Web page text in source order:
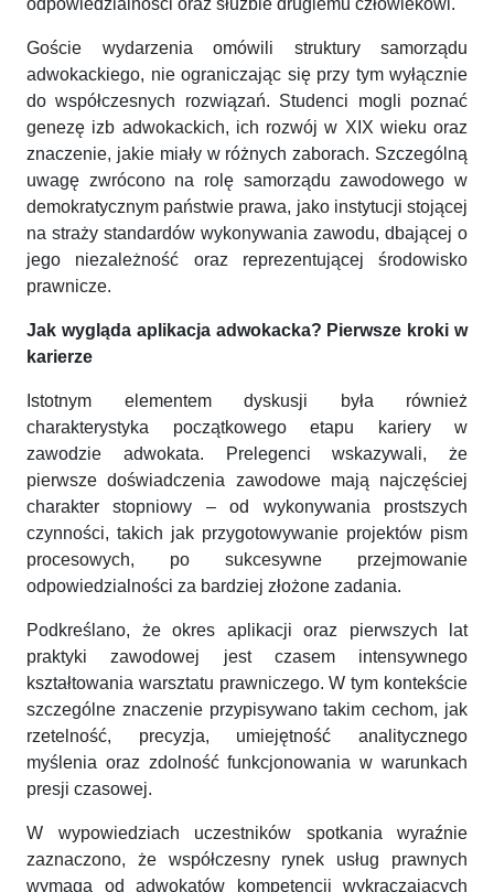
odpowiedzialności oraz służbie drugiemu człowiekowi.
Goście wydarzenia omówili struktury samorządu
adwokackiego, nie ograniczając się przy tym wyłącznie
do współczesnych rozwiązań. Studenci mogli poznać
genezę izb adwokackich, ich rozwój w XIX wieku oraz
znaczenie, jakie miały w różnych zaborach. Szczególną
uwagę zwrócono na rolę samorządu zawodowego w
demokratycznym państwie prawa, jako instytucji stojącej
na straży standardów wykonywania zawodu, dbającej o
jego niezależność oraz reprezentującej środowisko
prawnicze.
Jak wygląda aplikacja adwokacka? Pierwsze kroki w
karierze
Istotnym elementem dyskusji była również
charakterystyka początkowego etapu kariery w
zawodzie adwokata. Prelegenci wskazywali, że
pierwsze doświadczenia zawodowe mają najczęściej
charakter stopniowy – od wykonywania prostszych
czynności, takich jak przygotowywanie projektów pism
procesowych, po sukcesywne przejmowanie
odpowiedzialności za bardziej złożone zadania.
Podkreślano, że okres aplikacji oraz pierwszych lat
praktyki zawodowej jest czasem intensywnego
kształtowania warsztatu prawniczego. W tym kontekście
szczególne znaczenie przypisywano takim cechom, jak
rzetelność, precyzja, umiejętność analitycznego
myślenia oraz zdolność funkcjonowania w warunkach
presji czasowej.
W wypowiedziach uczestników spotkania wyraźnie
zaznaczono, że współczesny rynek usług prawnych
wymaga od adwokatów kompetencji wykraczających